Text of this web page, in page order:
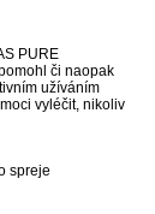
PURE
či naopak
užíváním
vyléčit, nikoliv
spreje